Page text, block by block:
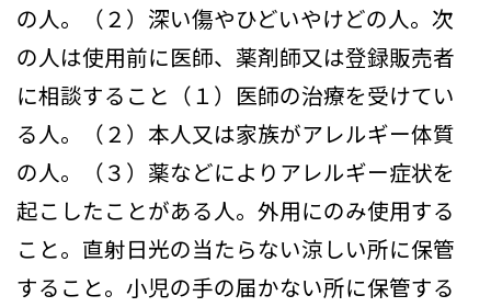
の人。（２）深い傷やひどいやけどの人。次
の人は使用前に医師、薬剤師又は登録販売者
に相談すること（１）医師の治療を受けてい
る人。（２）本人又は家族がアレルギー体質
の人。（３）薬などによりアレルギー症状を
起こしたことがある人。外用にのみ使用する
こと。直射日光の当たらない涼しい所に保管
すること。小児の手の届かない所に保管する